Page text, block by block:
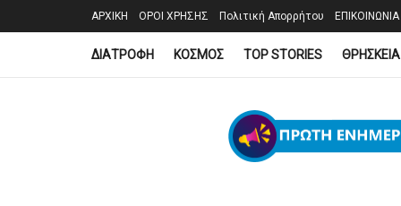
ΑΡΧΙΚΗ ΟΡΟΙ ΧΡΗΣΗΣ Πολιτική Απορρήτου ΕΠΙΚΟΙΝΩΝΙΑ
ΔΙΑΤΡΟΦΗ ΚΟΣΜΟΣ TOP STORIES ΘΡΗΣΚΕΙΑ